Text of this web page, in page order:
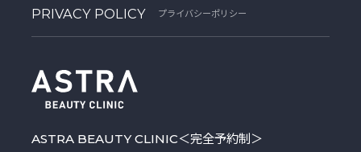
PRIVACY POLICY プライバシーポリシー
ASTRA BEAUTY CLINIC＜完全予約制＞